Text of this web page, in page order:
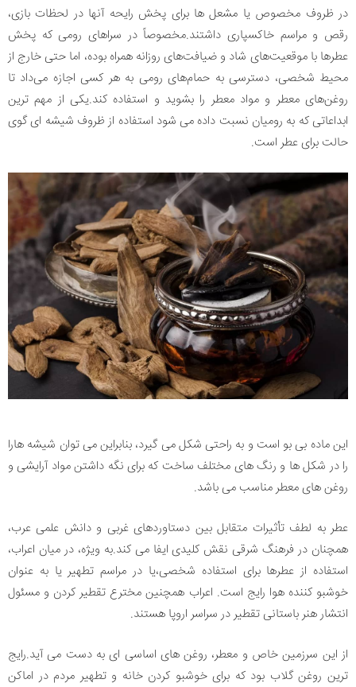
در ظروف مخصوص یا مشعل ها برای پخش رایحه آنها در لحظات بازی،
رقص و مراسم خاکسپاری داشتند.مخصوصاً در سراهای رومی که پخش
عطرها با موقعیت‌های شاد و ضیافت‌های روزانه همراه بوده، اما حتی خارج از
محیط شخصی، دسترسی به حمام‌های رومی به هر کسی اجازه می‌داد تا
روغن‌های معطر و مواد معطر را بشوید و استفاده کند.یکی از مهم ترین
ابداعاتی که به رومیان نسبت داده می شود استفاده از ظروف شیشه ای گوی
حالت برای عطر است.
این ماده بی بو است و به راحتی شکل می گیرد، بنابراین می توان شیشه هارا
را در شکل ها و رنگ های مختلف ساخت که برای نگه داشتن مواد آرایشی و
روغن های معطر مناسب می باشد.
عطر به لطف تأثیرات متقابل بین دستاوردهای غربی و دانش علمی عرب،
همچنان در فرهنگ شرقی نقش کلیدی ایفا می کند.به ویژه، در میان اعراب،
استفاده از عطرها برای استفاده شخصی،یا در مراسم تطهیر یا به عنوان
خوشبو کننده هوا رایج است. اعراب همچنین مخترع تقطیر کردن و مسئول
انتشار هنر باستانی تقطیر در سراسر اروپا هستند.
از این سرزمین خاص و معطر، روغن های اساسی ای به دست می آید.رایج
ترین روغن گلاب بود که برای خوشبو کردن خانه و تطهیر مردم در اماکن